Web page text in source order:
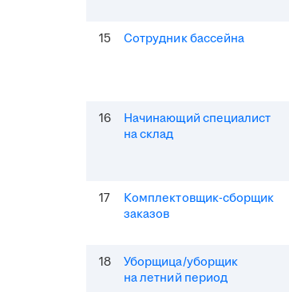
15 Сотрудник бассейна
16
Начинающий специалист
на склад
17
Комплектовщик-сборщик
заказов
18
Уборщица/уборщик
на летний период